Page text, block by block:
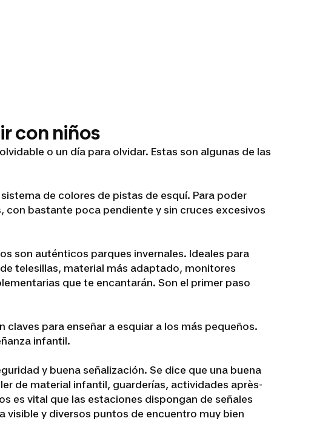
con niños
o un día para olvidar. Estas son algunas de las
de colores de pistas de esquí. Para poder
con bastante poca pendiente y sin cruces excesivos
son auténticos parques invernales. Ideales para
telesillas, material más adaptado, monitores
que te encantarán. Son el primer paso
para enseñar a esquiar a los más pequeños.
infantil.
y buena señalización. Se dice que una buena
de material infantil, guarderías, actividades après-
es vital que las estaciones dispongan de señales
visible y diversos puntos de encuentro muy bien